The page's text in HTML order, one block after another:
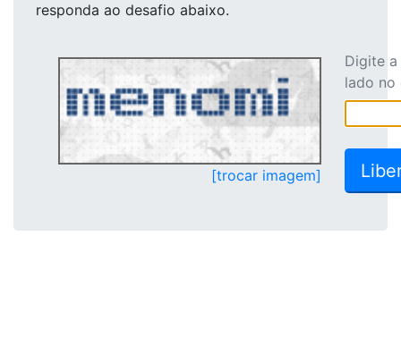
responda ao desafio abaixo.
[trocar imagem]
Digite
lado no